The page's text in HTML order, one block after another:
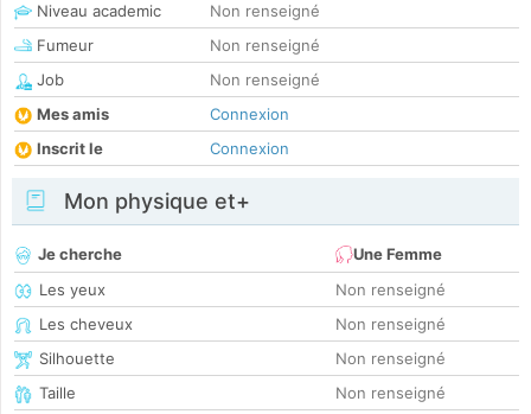
Niveau academic
Non renseigné
Fumeur
Non renseigné
Job
Non renseigné
Mes amis
Connexion
Inscrit le
Connexion
Mon physique et+
Je cherche
Une Femme
Les yeux
Non renseigné
Les cheveux
Non renseigné
Silhouette
Non renseigné
Taille
Non renseigné